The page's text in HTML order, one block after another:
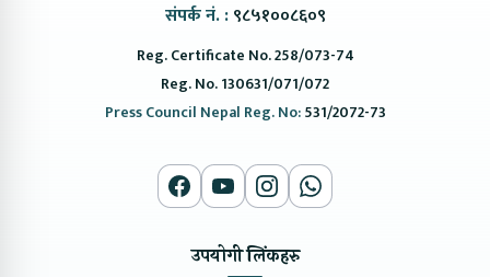
संपर्क नं. : ९८५१००८६०९
Reg. Certificate No. 258/073-74
Reg. No. 130631/071/072
Press Council Nepal Reg. No:531/2072-73
उपयोगी लिंकहरु